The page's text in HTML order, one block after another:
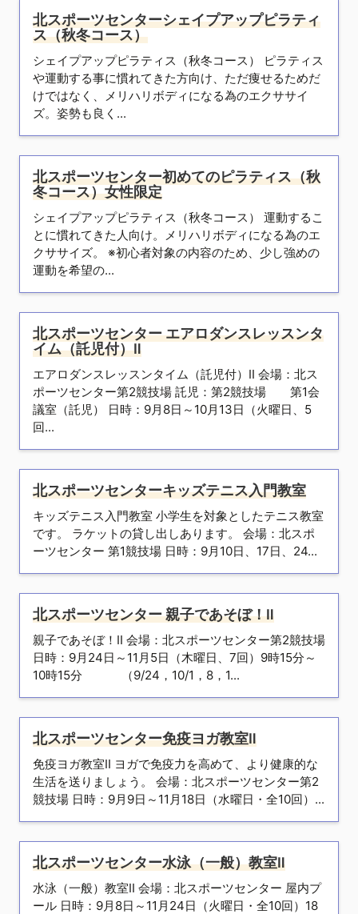
北スポーツセンターシェイプアップピラティ
ス（秋冬コース）
シェイプアップピラティス（秋冬コース） ピラティス
や運動する事に慣れてきた方向け、ただ痩せるためだ
けではなく、メリハリボディになる為のエクササイ
ズ。姿勢も良く...
北スポーツセンター初めてのピラティス（秋
冬コース）女性限定
シェイプアップピラティス（秋冬コース） 運動するこ
とに慣れてきた人向け。メリハリボディになる為のエ
クササイズ。 ※初心者対象の内容のため、少し強めの
運動を希望の...
北スポーツセンター エアロダンスレッスンタ
イム（託児付）Ⅱ
エアロダンスレッスンタイム（託児付）Ⅱ 会場：北ス
ポーツセンター第2競技場 託児：第2競技場 第1会
議室（託児） 日時：9月8日～10月13日（火曜日、5
回...
北スポーツセンターキッズテニス入門教室
キッズテニス入門教室 小学生を対象としたテニス教室
です。 ラケットの貸し出しあります。 会場：北スポ
ーツセンター 第1競技場 日時：9月10日、17日、24...
北スポーツセンター 親子であそぼ！Ⅱ
親子であそぼ！Ⅱ 会場：北スポーツセンター第2競技場
日時：9月24日～11月5日（木曜日、7回）9時15分～
10時15分 （9/24，10/1，8，1...
北スポーツセンター免疫ヨガ教室Ⅱ
免疫ヨガ教室Ⅱ ヨガで免疫力を高めて、より健康的な
生活を送りましょう。 会場：北スポーツセンター第2
競技場 日時：9月9日～11月18日（水曜日・全10回）...
北スポーツセンター水泳（一般）教室Ⅱ
水泳（一般）教室Ⅱ 会場：北スポーツセンター 屋内プ
ール 日時：9月8日～11月24日（火曜日・全10回）18